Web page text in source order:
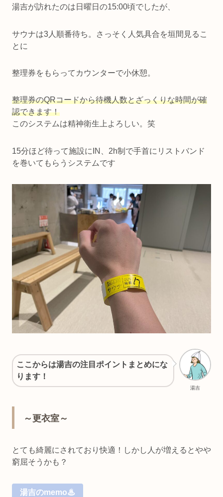
湯吉が訪れたのは日曜日の15:00頃でしたが、
サウナは3人順番待ち。さっそく人気具合を垣間見るこ
とに
整理券をもらってカウンターで小休憩。
整理券のQRコードから待機人数とざっくりな時間が確
認できます！
このシステムは精神衛生上よろしい。笑
15分ほど待って施設にIN、2h制で手首にリストバンド
を巻いてもらうシステムです
湯吉
ここからは湯吉の注目ポイントまとめにな
ります！
～更衣室～
とても綺麗にされており快適！しかし人が増えるとやや
窮屈そうかも？
湯吉のmemo♨